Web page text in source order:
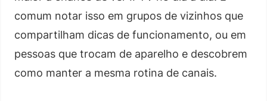
comum notar isso em grupos de vizinhos que
compartilham dicas de funcionamento, ou em
pessoas que trocam de aparelho e descobrem
como manter a mesma rotina de canais.